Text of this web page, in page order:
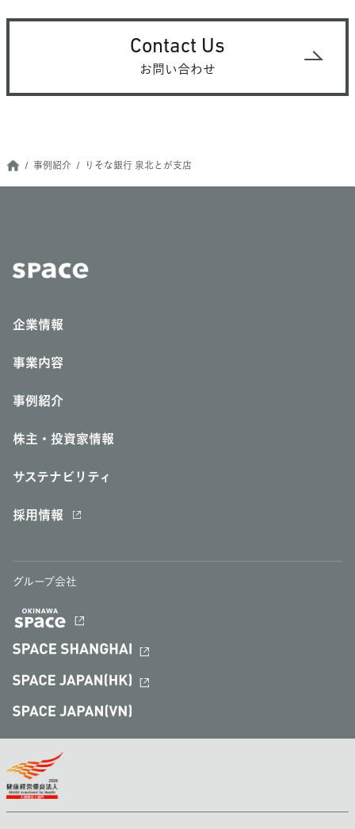
Contact Us
お問い合わせ
事例紹介 りそな銀行 泉北とが支店
企業情報
事業内容
事例紹介
株主・投資家情報
サステナビリティ
採用情報
グループ会社